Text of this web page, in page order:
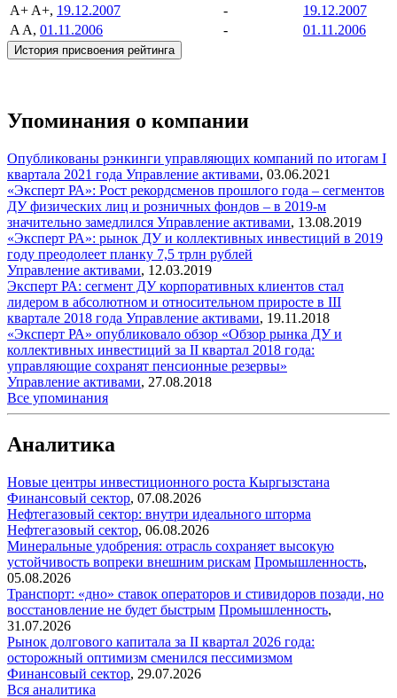
A+ A+, 19.12.2007 -
19.12.2007
A A, 01.11.2006 - 01.11.2006
История присвоения рейтинга
Упоминания о компании
Опубликованы рэнкинги управляющих компаний по итогам I
квартала 2021 года Управление активами, 03.06.2021
«Эксперт РА»: Рост рекордсменов прошлого года – сегментов
ДУ физических лиц и розничных фондов – в 2019-м
значительно замедлился Управление активами, 13.08.2019
«Эксперт РА»: рынок ДУ и коллективных инвестиций в 2019
году преодолеет планку 7,5 трлн рублей
Управление активами, 12.03.2019
Эксперт РА: сегмент ДУ корпоративных клиентов стал
лидером в абсолютном и относительном приросте в III
квартале 2018 года Управление активами, 19.11.2018
«Эксперт РА» опубликовало обзор «Обзор рынка ДУ и
коллективных инвестиций за II квартал 2018 года:
управляющие сохранят пенсионные резервы»
Управление активами, 27.08.2018
Все упоминания
Аналитика
Новые центры инвестиционного роста Кыргызстана
Финансовый сектор, 07.08.2026
Нефтегазовый сектор: внутри идеального шторма
Нефтегазовый сектор, 06.08.2026
Минеральные удобрения: отрасль сохраняет высокую
устойчивость вопреки внешним рискам Промышленность,
05.08.2026
Транспорт: «дно» ставок операторов и стивидоров позади, но
восстановление не будет быстрым Промышленность,
31.07.2026
Рынок долгового капитала за II квартал 2026 года:
осторожный оптимизм сменился пессимизмом
Финансовый сектор, 29.07.2026
Вся аналитика